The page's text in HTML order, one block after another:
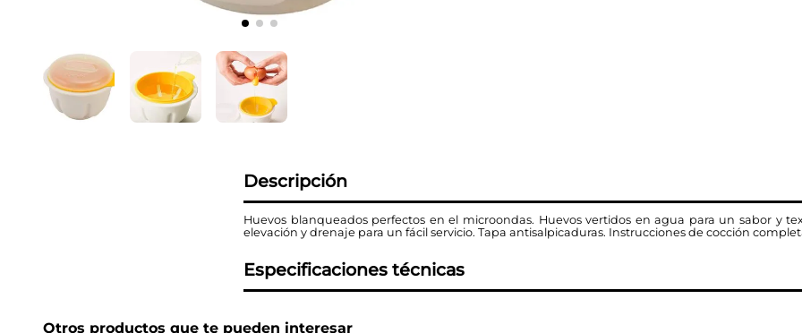
Descripción
Huevos blanqueados perfectos en el microondas. Huevos vertidos en agua para un sabor y
elevación y drenaje para un fácil servicio. Tapa antisalpicaduras. Instrucciones de cocción
Especificaciones técnicas
Otros productos que te pueden interesar